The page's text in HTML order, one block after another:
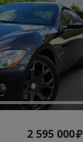
2 595 000